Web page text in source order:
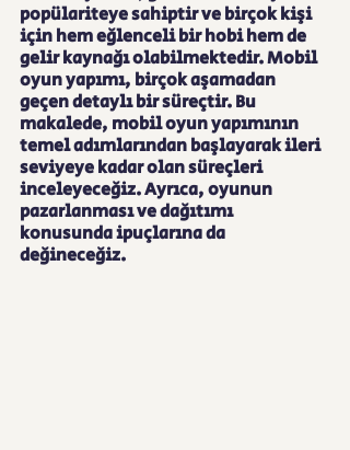
popülariteye sahiptir ve birçok kişi
için hem eğlenceli bir hobi hem de
gelir kaynağı olabilmektedir. Mobil
oyun yapımı, birçok aşamadan
geçen detaylı bir süreçtir. Bu
makalede, mobil oyun yapımının
temel adımlarından başlayarak ileri
seviyeye kadar olan süreçleri
inceleyeceğiz. Ayrıca, oyunun
pazarlanması ve dağıtımı
konusunda ipuçlarına da
değineceğiz.